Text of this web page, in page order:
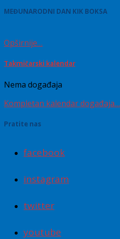
MEĐUNARODNI DAN KIK BOKSA
Opširnije…
Takmičarski kalendar
Nema događaja
Kompletan kalendar događaja…
Pratite nas
facebook
instagram
twitter
youtube